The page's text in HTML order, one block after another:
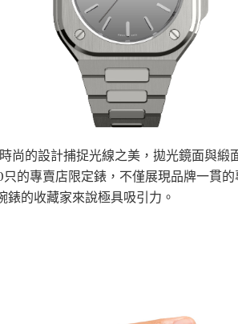
的設計捕捉光線之美，拋光鏡面與緞
的專賣店限定錶，不僅展現品牌一貫
的收藏家來說極具吸引力。